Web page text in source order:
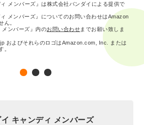
メンバーズ』は株式会社バンダイによる提供で
メンバーズ』についてのお問い合わせはAmazon
ん。
メンバーズ』内のお問い合わせまでお願い致しま
およびそれらのロゴはAmazon.com, Inc. または
。
キャンディ メンバーズ